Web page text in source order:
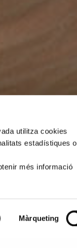
utilitza cookies
estadístiques o
més informació
Màrqueting